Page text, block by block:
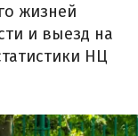
жизней
и выезд на
НЦ